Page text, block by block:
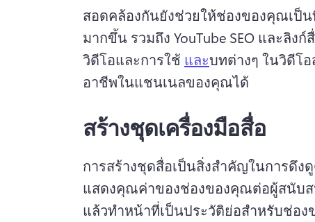
สอดคล้องกันยังช่วยให้ช่องของคุณเป็
มากขึ้น รวมถึง YouTube SEO และลิ
วิดีโอและการใช้ และบทต่างๆ ในวิดีโ
อาชีพในแชนเนลของคุณได้
สร้างชุดเครื่องมือสื่อ
การสร้างชุดสื่อเป็นสิ่งสําคัญในการดึง
แสดงคุณค่าของช่องของคุณต่อผู้สนับ
แล้วทําหน้าที่เป็นประวัติย่อสําหรับช่อ